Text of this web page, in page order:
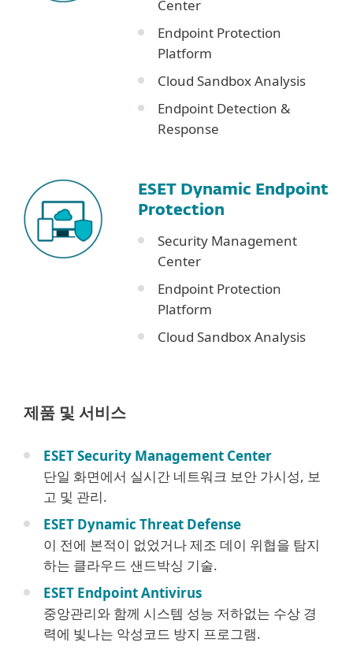
Center
Endpoint Protection
Platform
Cloud Sandbox Analysis
Endpoint Detection &
Response
ESET Dynamic Endpoint
Protection
Security Management
Center
Endpoint Protection
Platform
Cloud Sandbox Analysis
제품 및 서비스
ESET Security Management Center
단일 화면에서 실시간 네트워크 보안 가시성, 보
고 및 관리.​​​​​​​
ESET Dynamic Threat Defense
이 전에 본적이 없었거나 제조 데이 위협을 탐지
하는 클라우드 샌드박싱 기술.
ESET Endpoint Antivirus
중앙관리와 함께 시스템 성능 저하없는 수상 경
력에 빛나는 악성코드 방지 프로그램.